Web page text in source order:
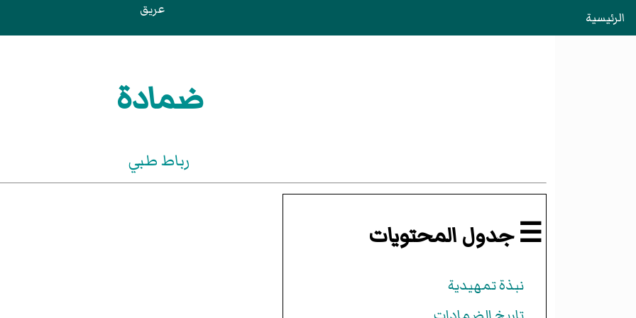
الرئيسية عريق
ضمادة
رباط طبي
☰ جدول المحتويات
نبذة تمهيدية